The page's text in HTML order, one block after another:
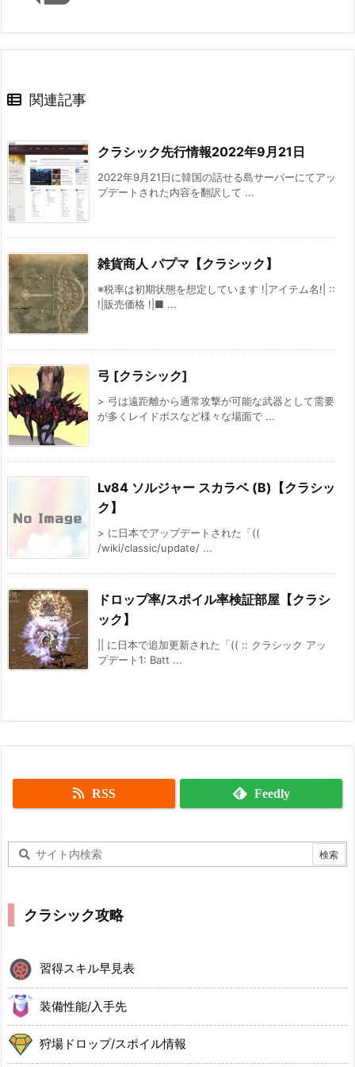
関連記事
クラシック先行情報2022年9月21日
2022年9月21日に韓国の話せる島サーバーにてアッ
プデートされた内容を翻訳して ...
雑貨商人 パプマ【クラシック】
※税率は初期状態を想定しています !|アイテム名!| ::
!|販売価格 !|■ ...
弓 [クラシック]
> 弓は遠距離から通常攻撃が可能な武器として需要
が多くレイドボスなど様々な場面で ...
Lv84 ソルジャー スカラベ (B)【クラシッ
ク】
> に日本でアップデートされた「((
/wiki/classic/update/ ...
ドロップ率/スポイル率検証部屋【クラシ
ック】
|| に日本で追加更新された「(( :: クラシック アッ
プデート1: Batt ...
RSS Feedly
クラシック攻略
習得スキル早見表
装備性能/入手先
狩場ドロップ/スポイル情報